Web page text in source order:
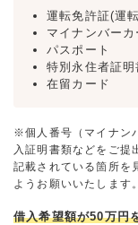
運転免許証(運
マイナンバー
パスポート
特別永住者証明
在留カード
※個人番号（マイナン
入証明書類などをご提
記載されている箇所を
ようお願いいたします。
借入希望額が50万円